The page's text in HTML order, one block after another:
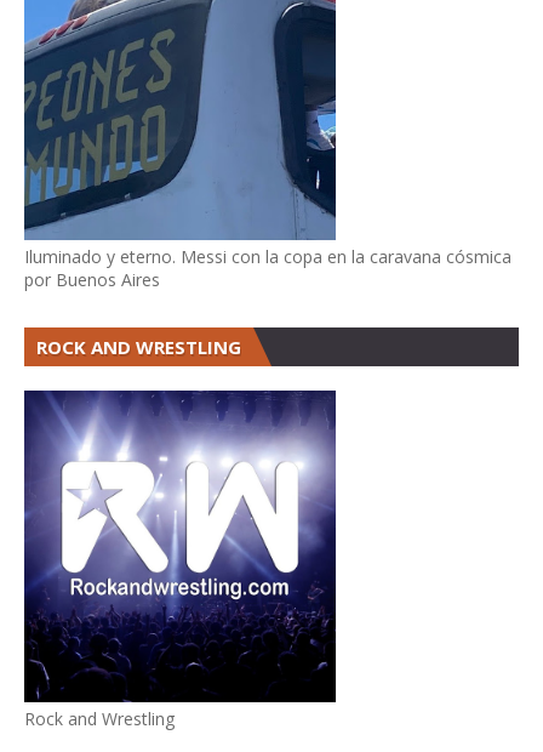
Iluminado y eterno. Messi con la copa en la caravana cósmica
por Buenos Aires
ROCK AND WRESTLING
Rock and Wrestling